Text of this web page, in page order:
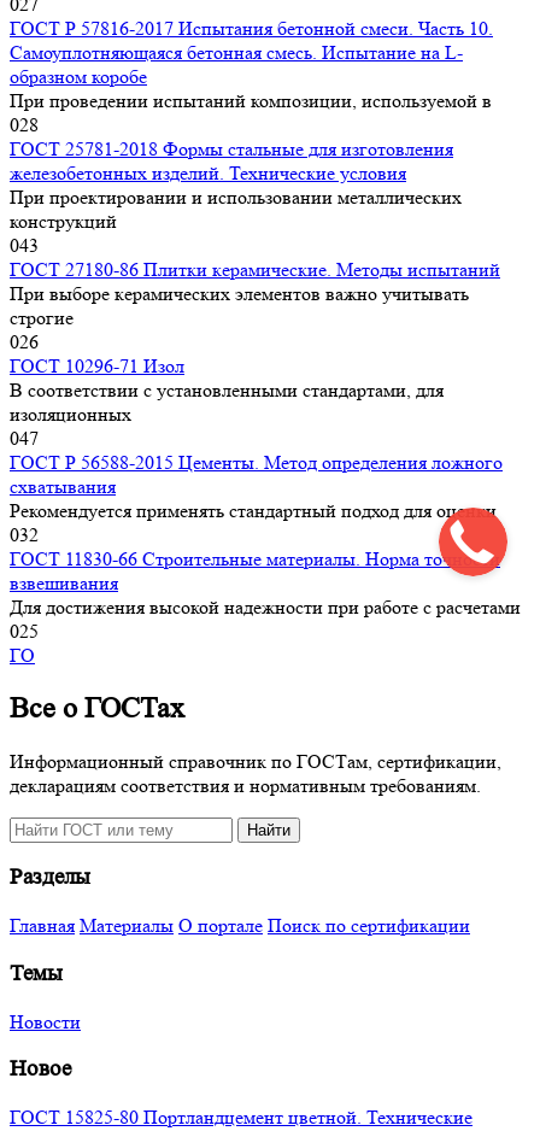
ГОСТ Р 57816-2017 Испытания бетонной смеси. Часть 10.
Самоуплотняющаяся бетонная смесь. Испытание на L-
образном коробе
При проведении испытаний композиции, используемой в
028
ГОСТ 25781-2018 Формы стальные для изготовления
железобетонных изделий. Технические условия
При проектировании и использовании металлических
конструкций
043
ГОСТ 27180-86 Плитки керамические. Методы испытаний
При выборе керамических элементов важно учитывать
строгие
026
ГОСТ 10296-71 Изол
В соответствии с установленными стандартами, для
изоляционных
047
ГОСТ Р 56588-2015 Цементы. Метод определения ложного
схватывания
Рекомендуется применять стандартный подход для оценки
032
ГОСТ 11830-66 Строительные материалы. Норма точности
взвешивания
Для достижения высокой надежности при работе с расчетами
025
ГО
Все о ГОСТах
Информационный справочник по ГОСТам, сертификации,
декларациям соответствия и нормативным требованиям.
Поиск
сайту
Найти
Разделы
Главная Материалы О портале Поиск по сертификации
Темы
Новости
Новое
ГОСТ 15825-80 Портландцемент цветной. Технические